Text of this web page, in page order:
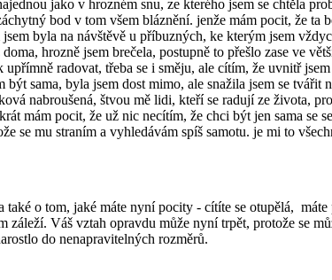
jako v hrozném snu, ze kterého jsem se chtěla
bod v tom všem bláznění. jenže mám pocit, že
byla na návštěvě u příbuzných, ke kterým jsem
hrozně jsem brečela, postupně to přešlo zase ve
radovat, třeba se i směju, ale cítím, že uvnitř
být sama, byla jsem dost mimo, ale snažila jsem se
nabroušená, štvou mě lidi, kteří se radují ze života,
mám pocit, že už nic necítím, že chci být jen sama se
se mu straním a vyhledávám spíš samotu. je mi to
také o tom, jaké máte nyní pocity - cítíte se otupělá,
záleží. Váš vztah opravdu může nyní trpět, protože se
do nenapravitelných rozměrů.